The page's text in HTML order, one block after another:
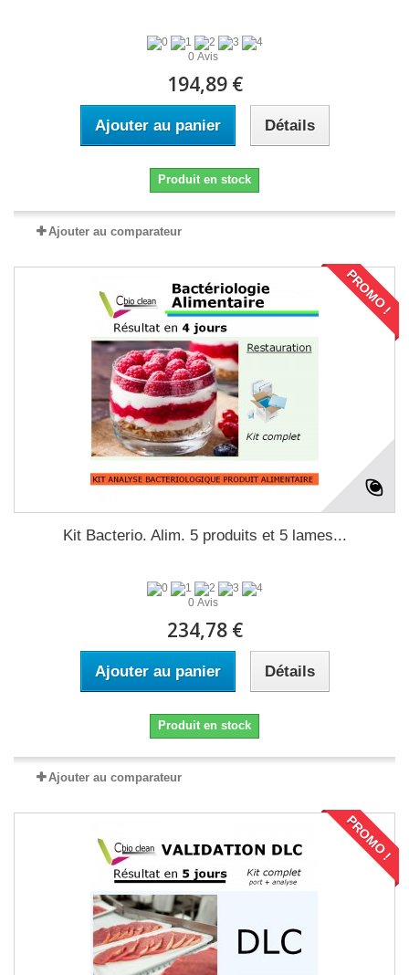
0 Avis
194,89 €
Ajouter au panier Détails
Produit en stock
Ajouter au comparateur
PROMO !
Kit Bacterio. Alim. 5 produits et 5 lames...
0 Avis
234,78 €
Ajouter au panier Détails
Produit en stock
Ajouter au comparateur
PROMO !